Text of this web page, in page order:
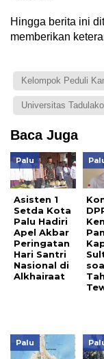
Hingga berita ini
memberikan
Kelompok Peduli
Universitas Tadulako
Baca Juga
Palu
Asisten 1
Setda Kota
Palu Hadiri
Apel Akbar
Peringatan
Hari Santri
Nasional di
Alkhairaat
Palu